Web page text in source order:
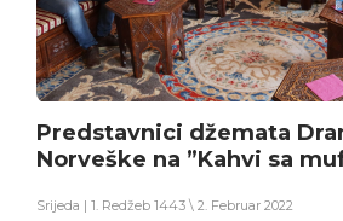
Predstavnici džemata
Norveške na ”Kahvi sa
Srijeda | 1. Redžeb 1443 \ 2. Februar 2022